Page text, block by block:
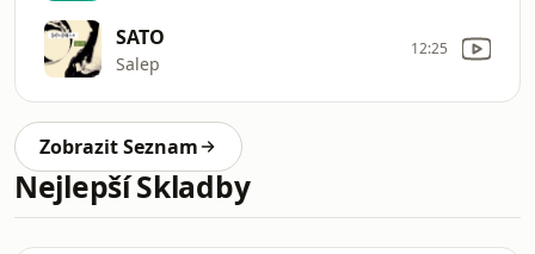
SATO
Salep
12:25
Zobrazit Seznam
Nejlepší Skladby